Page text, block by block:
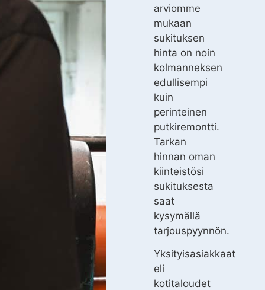
arviomme
mukaan
sukituksen
hinta on noin
kolmanneksen
edullisempi
kuin
perinteinen
putkiremontti.
Tarkan
hinnan oman
kiinteistösi
sukituksesta
saat
kysymällä
tarjouspyynnön.
Yksityisasiakkaat
eli
kotitaloudet